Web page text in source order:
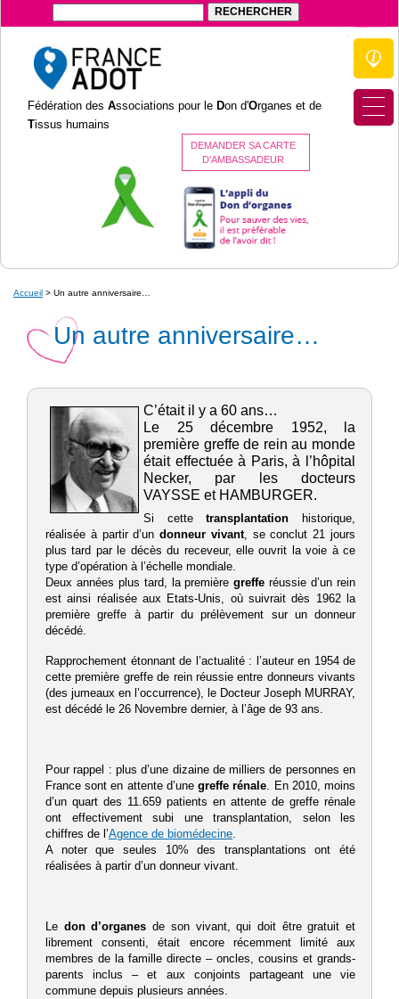
Fédération des Associations pour le Don d'Organes et de
Tissus humains
DEMANDER SA CARTE
D'AMBASSADEUR
Accueil > Un autre anniversaire…
Un autre anniversaire…
C’était il y a 60 ans…
Le 25 décembre 1952, la
première greffe de rein au monde
était effectuée à Paris, à l’hôpital
Necker, par les docteurs
VAYSSE et HAMBURGER.
Si cettetransplantation historique,
réalisée à partir d’undonneur vivant, se conclut 21 jours
plus tard par le décès du receveur, elle ouvrit la voie à ce
type d’opération à l’échelle mondiale.
Deux années plus tard, la premièregreffe réussie d’un rein
est ainsi réalisée aux Etats-Unis, où suivrait dès 1962 la
première greffe à partir du prélèvement sur un donneur
décédé.
Rapprochement étonnant de l’actualité : l’auteur en 1954 de
cette première greffe de rein réussie entre donneurs vivants
(des jumeaux en l’occurrence), le Docteur Joseph MURRAY,
est décédé le 26 Novembre dernier, à l’âge de 93 ans.
Pour rappel : plus d’une dizaine de milliers de personnes en
France sont en attente d’unegreffe rénale. En 2010, moins
d’un quart des 11.659 patients en attente de greffe rénale
ont effectivement subi une transplantation, selon les
chiffres de l’Agence de biomédecine.
A noter que seules 10% des transplantations ont été
réalisées à partir d’un donneur vivant.
Le don d’organes de son vivant, qui doit être gratuit et
librement consenti, était encore récemment limité aux
membres de la famille directe – oncles, cousins et grands-
parents inclus – et aux conjoints partageant une vie
commune depuis plusieurs années.